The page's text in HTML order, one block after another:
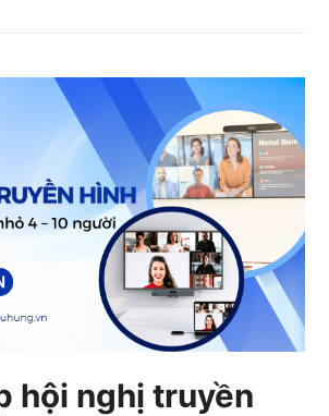
hội nghị truyền